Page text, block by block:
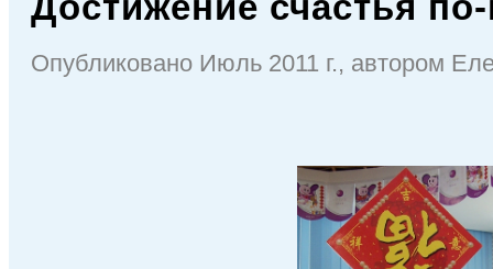
Опубликовано Июль 2011 г., автором